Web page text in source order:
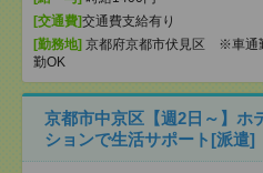
[交通費]交通費支給有り
[勤務地] 京都府京都市伏見区 ※車通
勤OK
京都市中京区【週2日～】ホ
ションで生活サポート[派遣]